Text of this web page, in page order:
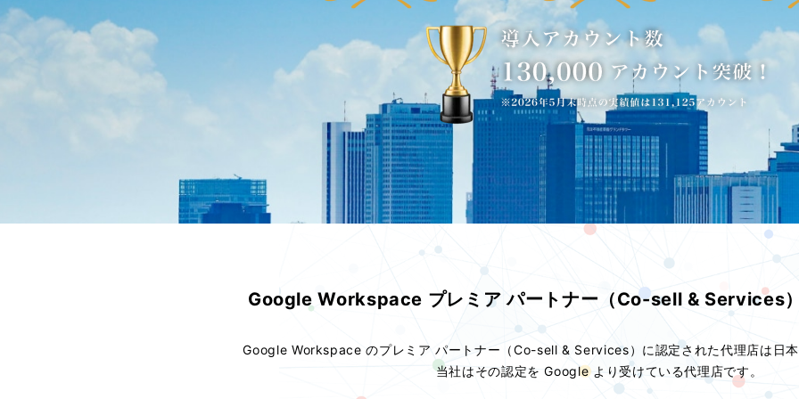
Gemini 導入支援 AI Driven
Google Workspace プレミア パートナー（Co-sell & Services
Google Workspace のプレミア パートナー（Co-sell & Services）に認定された代理店は日
当社はその認定を Google より受けている代理店です。